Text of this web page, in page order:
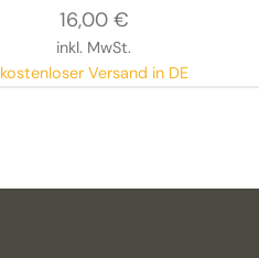
16,00 €
inkl. MwSt.
kostenloser Versand in DE